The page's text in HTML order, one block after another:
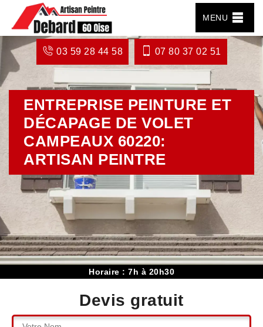
MENU
03 59 28 44 58 07 80 37 02 51
ENTREPRISE PEINTURE ET
DÉCAPAGE DE VOLET
CAMPEAUX 60220:
ARTISAN PEINTRE
Horaire : 7h à 20h30
Devis gratuit